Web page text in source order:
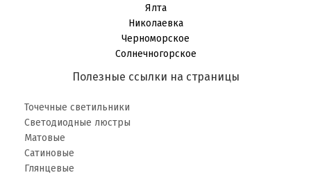
Ялта
Николаевка
Черноморское
Солнечногорское
Полезные ссылки на страницы
Точечные светильники
Светодиодные люстры
Матовые
Сатиновые
Глянцевые